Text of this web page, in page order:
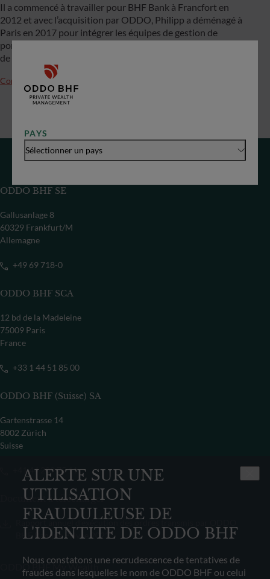
PAYS
Sélectionner un pays
ALERTE SUR UNE
UTILISATION
FRAUDULEUSE DE
L'IDENTITE DE ODDO BHF
Nous constatons une recrudescence de tentatives de
fraudes dans lesquelles le nom de ODDO BHF ou celui
Il a commencé à travailler pour BHF Bank à Francfort en
2012 et avec l’acquisition par ODDO, Philipp a déménagé à
Paris en 2017 pour intégrer les équipes de gestion de
portefeuille. Depuis 2022, il est coresponsable de l’activité
de gestion de portefeuille en France.
Contactez-nous
ODDO BHF SE
Gallusanlage 8
60329 Frankfurt/M
Allemagne
+49 69 718-0
ODDO BHF SCA
12 bd de la Madeleine
75009 Paris
France
+33 1 44 51 85 00
ODDO BHF (Suisse) SA
Gartenstrasse 14
8002 Zürich
Suisse
+41 44 209 75 11
Document à télécharger
Rapport annuel d’exécution des ordres transmis par ODDO
BHF Banque Privée 2022
ODDO BHF My Wealth